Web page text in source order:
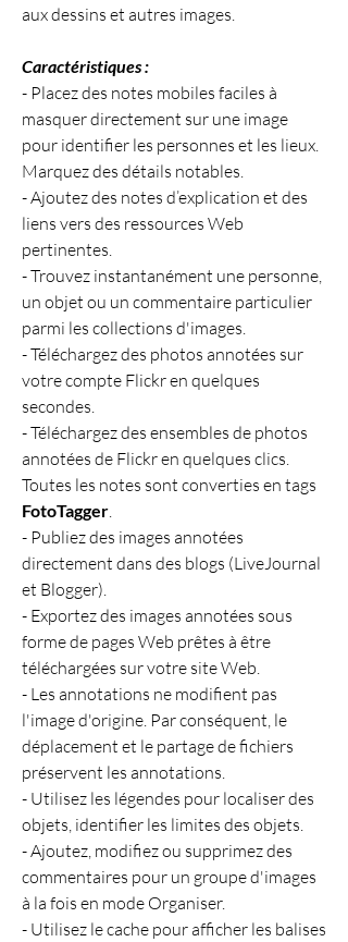
aux dessins et autres images.
Caractéristiques :
- Placez des notes mobiles faciles à
masquer directement sur une image
pour identifier les personnes et les lieux.
Marquez des détails notables.
- Ajoutez des notes d’explication et des
liens vers des ressources Web
pertinentes.
- Trouvez instantanément une personne,
un objet ou un commentaire particulier
parmi les collections d'images.
- Téléchargez des photos annotées sur
votre compte Flickr en quelques
secondes.
- Téléchargez des ensembles de photos
annotées de Flickr en quelques clics.
FotoTagger.
- Publiez des images annotées
directement dans des blogs (LiveJournal
et Blogger).
- Exportez des images annotées sous
forme de pages Web prêtes à être
téléchargées sur votre site Web.
- Les annotations ne modifient pas
l'image d'origine. Par conséquent, le
déplacement et le partage de fichiers
préservent les annotations.
- Utilisez les légendes pour localiser des
objets, identifier les limites des objets.
- Ajoutez, modifiez ou supprimez des
commentaires pour un groupe d'images
à la fois en mode Organiser.
- Utilisez le cache pour afficher les balises